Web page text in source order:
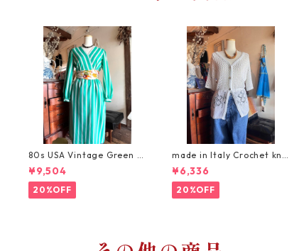
80s USA Vintage Green St
ripe Dress/鮮やかなグリー
ンのストライプ・ヴィンテ
ージワンピース
¥9,504
20%OFF
made in Italy Crochet knit
cardigan white/イタリア製
透かし編みカーディガン
¥6,336
20%OFF